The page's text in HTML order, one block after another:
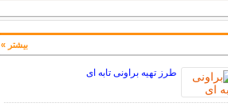
طرز تهیه براونی تابه ای
بیشتر »